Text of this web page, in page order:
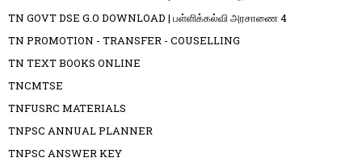
TN GOVT DSE G.O DOWNLOAD | பள்ளிக்கல்வி அரசாணை 4
TN PROMOTION - TRANSFER - COUSELLING
TN TEXT BOOKS ONLINE
TNCMTSE
TNFUSRC MATERIALS
TNPSC ANNUAL PLANNER
TNPSC ANSWER KEY